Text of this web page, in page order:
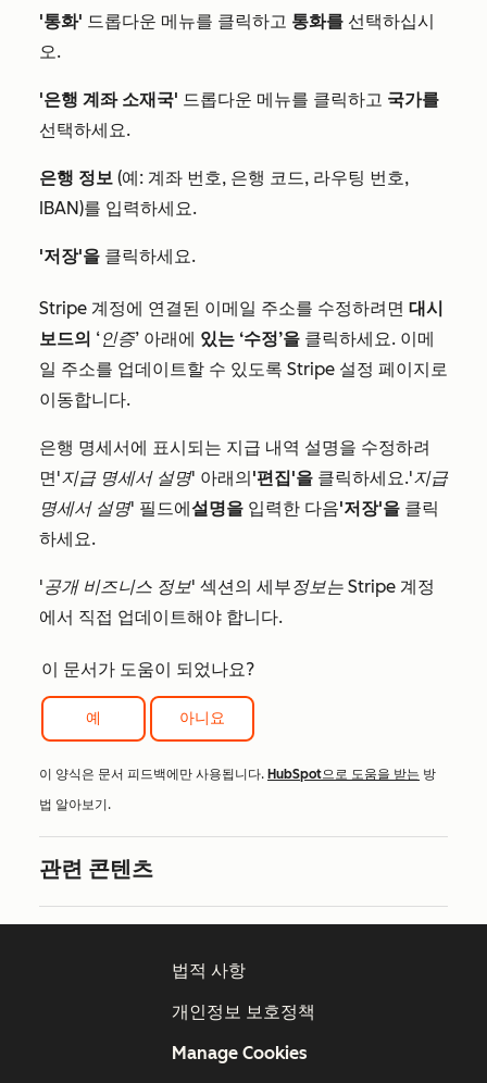
'통화' 드롭다운 메뉴를 클릭하고 통화를 선택하십시
오.
'은행 계좌 소재국' 드롭다운 메뉴를 클릭하고 국가를
선택하세요.
은행 정보 (예: 계좌 번호, 은행 코드, 라우팅 번호,
IBAN)를 입력하세요.
'저장'을 클릭하세요.
Stripe 계정에 연결된 이메일 주소를 수정하려면 대시
보드의 ‘인증’ 아래에 있는 ‘수정’을 클릭하세요. 이메
일 주소를 업데이트할 수 있도록 Stripe 설정 페이지로
이동합니다.
은행 명세서에 표시되는 지급 내역 설명을 수정하려
면'지급 명세서 설명' 아래의'편집'을 클릭하세요.'지급
명세서 설명' 필드에설명을 입력한 다음'저장'을 클릭
하세요.
'공개 비즈니스 정보' 섹션의 세부정보는 Stripe 계정
에서 직접 업데이트해야 합니다.
이 문서가 도움이 되었나요?
예 아니요
이 양식은 문서 피드백에만 사용됩니다. HubSpot으로 도움을 받는 방
법 알아보기.
관련 콘텐츠
법적 사항
개인정보 보호정책
Manage Cookies